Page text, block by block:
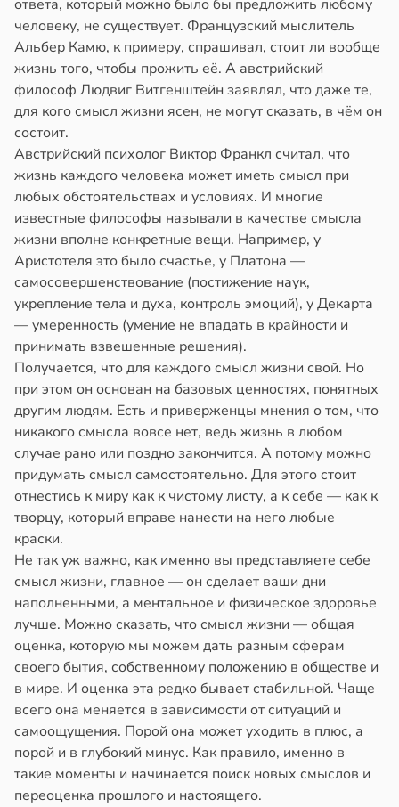
ответа, который можно было бы предложить любому
человеку, не существует. Французский мыслитель
Альбер Камю, к примеру, спрашивал, стоит ли вообще
жизнь того, чтобы прожить её. А австрийский
философ Людвиг Витгенштейн заявлял, что даже те,
для кого смысл жизни ясен, не могут сказать, в чём он
состоит.
Австрийский психолог Виктор Франкл считал, что
жизнь каждого человека может иметь смысл при
любых обстоятельствах и условиях. И многие
известные философы называли в качестве смысла
жизни вполне конкретные вещи. Например, у
Аристотеля это было счастье, у Платона —
самосовершенствование (постижение наук,
укрепление тела и духа, контроль эмоций), у Декарта
— умеренность (умение не впадать в крайности и
принимать взвешенные решения).
Получается, что для каждого смысл жизни свой. Но
при этом он основан на базовых ценностях, понятных
другим людям. Есть и приверженцы мнения о том, что
никакого смысла вовсе нет, ведь жизнь в любом
случае рано или поздно закончится. А потому можно
придумать смысл самостоятельно. Для этого стоит
отнестись к миру как к чистому листу, а к себе — как к
творцу, который вправе нанести на него любые
краски.
Не так уж важно, как именно вы представляете себе
смысл жизни, главное — он сделает ваши дни
наполненными, а ментальное и физическое здоровье
лучше. Можно сказать, что смысл жизни — общая
оценка, которую мы можем дать разным сферам
своего бытия, собственному положению в обществе и
в мире. И оценка эта редко бывает стабильной. Чаще
всего она меняется в зависимости от ситуаций и
самоощущения. Порой она может уходить в плюс, а
порой и в глубокий минус. Как правило, именно в
такие моменты и начинается поиск новых смыслов и
переоценка прошлого и настоящего.